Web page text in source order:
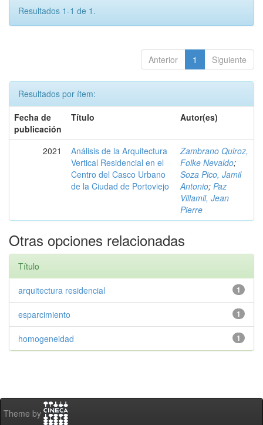
Resultados 1-1 de 1.
Anterior 1 Siguiente
Resultados por ítem:
Fecha de
publicación
Título Autor(es)
2021
Análisis de la Arquitectura
Vertical Residencial en el
Centro del Casco Urbano
de la Ciudad de Portoviejo
Zambrano Quiroz,
Folke Nevaldo;
Soza Pico, Jamil
Antonio; Paz
Villamil, Jean
Pierre
Otras opciones relacionadas
Título
1
arquitectura residencial
1
esparcimiento
1
homogeneidad
Theme by